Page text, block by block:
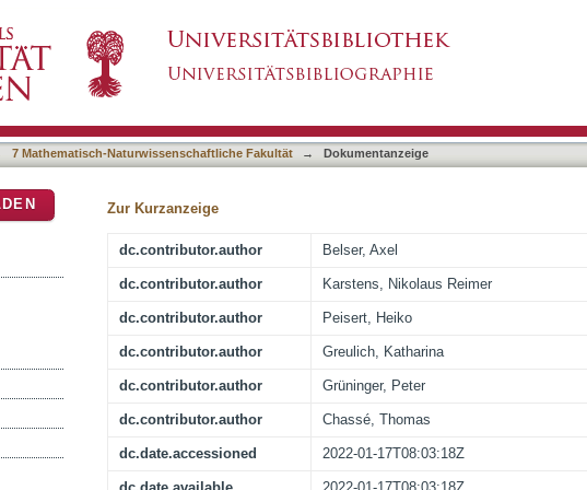
on Cu(110) and Cu(110)-(2 x 1)O: The
7 Mathematisch-Naturwissenschaftliche Fakultät → Dokumentanzeige
Zur Kurzanzeige
dc.contributor.author Belser, Axel
dc.contributor.author Karstens, Nikolaus Reimer
dc.contributor.author Peisert, Heiko
dc.contributor.author Greulich, Katharina
dc.contributor.author Grüninger, Peter
dc.contributor.author Chassé, Thomas
dc.date.accessioned 2022-01-17T08:03:18Z